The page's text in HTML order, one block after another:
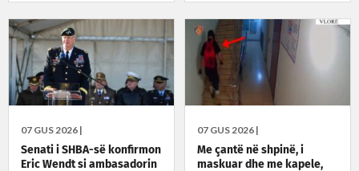
07 GUS 2026 |
Senati i SHBA-së konfirmon
Eric Wendt si ambasadorin
07 GUS 2026 |
Me çantë në shpinë, i
maskuar dhe me kapele,